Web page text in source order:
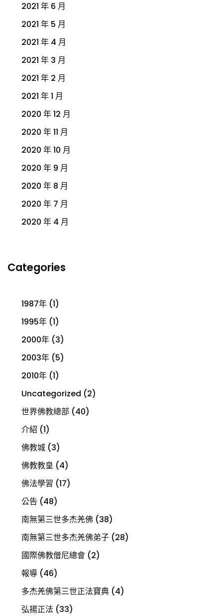
2021 年 6 月
2021 年 5 月
2021 年 4 月
2021 年 3 月
2021 年 2 月
2021 年 1 月
2020 年 12 月
2020 年 11 月
2020 年 10 月
2020 年 9 月
2020 年 8 月
2020 年 7 月
2020 年 4 月
Categories
1987年 (1)
1995年 (1)
2000年 (3)
2003年 (5)
2010年 (1)
Uncategorized (2)
世界佛教總部 (40)
介紹 (1)
佛教城 (3)
佛教教皇 (4)
佛法學習 (17)
公告 (48)
南無第三世多杰羌佛 (38)
南無第三世多杰羌佛弟子 (28)
國際佛教僧尼總會 (2)
報導 (46)
多杰羌佛第三世正法寶典 (4)
弘揚正法 (33)